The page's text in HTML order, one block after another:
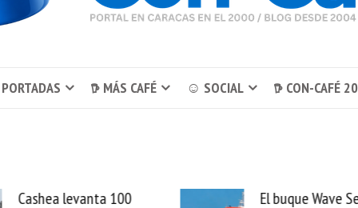
𖠚 MÁS CAFÉ ☺ SOCIAL 𖠚 CON-CAFÉ
El buque Wave Sentinel
Uber se lleva